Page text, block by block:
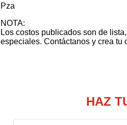
Pza
NOTA:
Los costos publicados son de
especiales. Contáctanos y crea tu
HAZ